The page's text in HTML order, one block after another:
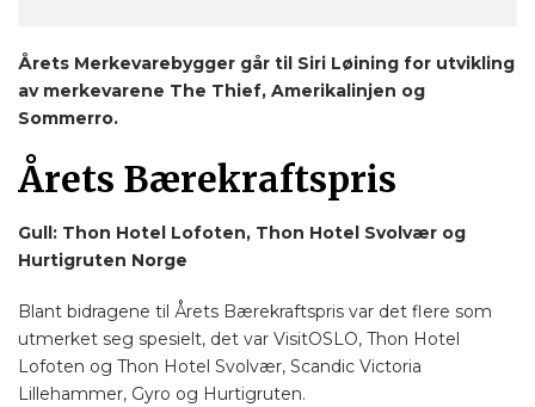
Årets Merkevarebygger går til Siri Løining for utvikling
av merkevarene The Thief, Amerikalinjen og
Sommerro.
Årets Bærekraftspris
Gull: Thon Hotel Lofoten, Thon Hotel Svolvær og
Hurtigruten Norge
Blant bidragene til Årets Bærekraftspris var det flere som
utmerket seg spesielt, det var VisitOSLO, Thon Hotel
Lofoten og Thon Hotel Svolvær, Scandic Victoria
Lillehammer, Gyro og Hurtigruten.